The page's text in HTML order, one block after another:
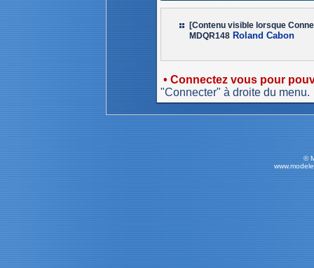
[Contenu visible lorsque
MDQR148 Roland Cabon
• Connectez vous pour
"Connecter" à droite du menu.
©